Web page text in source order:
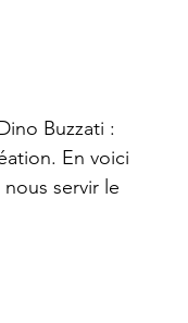
Buzzati :
En voici
servir le